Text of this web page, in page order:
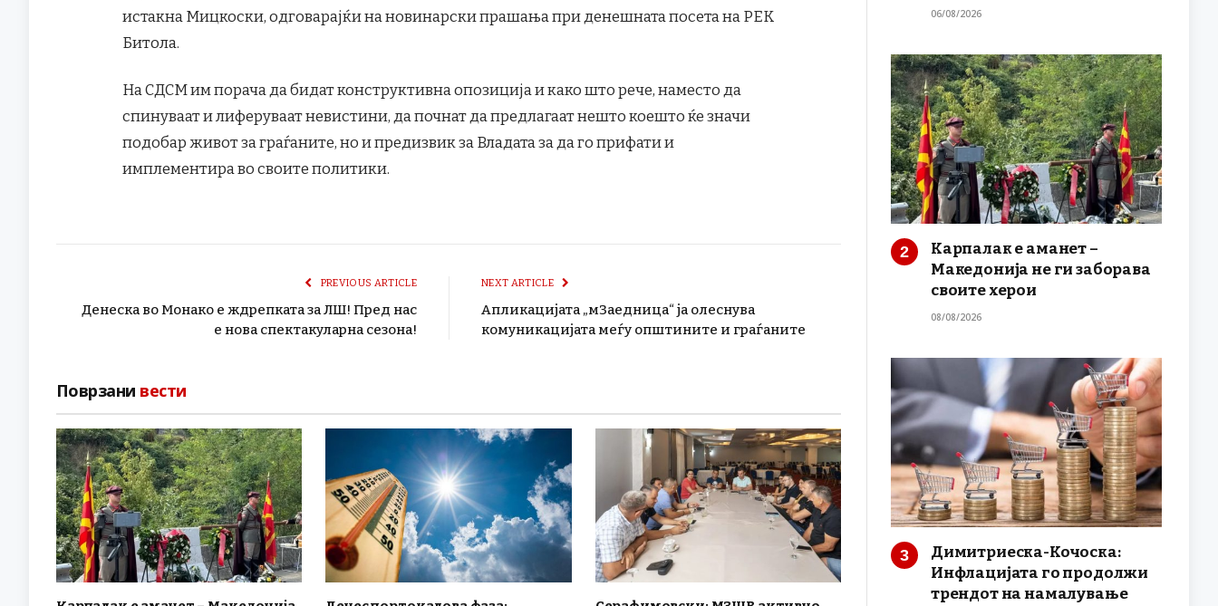
истакна Мицкоски, одговарајќи на новинарски прашања при денешната посета на РЕК
Битола.
На СДСМ им порача да бидат конструктивна опозиција и како што рече, наместо да
спинуваат и лиферуваат невистини, да почнат да предлагаат нешто коешто ќе значи
подобар живот за граѓаните, но и предизвик за Владата за да го прифати и
имплементира во своите политики.
PREVIOUS ARTICLE
Денеска во Монако е ждрепката за ЛШ! Пред нас
е нова спектакуларна сезона!
NEXT ARTICLE
Апликацијата „мЗаедница“ ја олеснува
комуникацијата меѓу општините и граѓаните
Поврзани вести
06/08/2026
Карпалак е аманет –
Македонија не ги заборава
своите херои
08/08/2026
Димитриеска-Кочоска:
Инфлацијата го продолжи
трендот на намалување